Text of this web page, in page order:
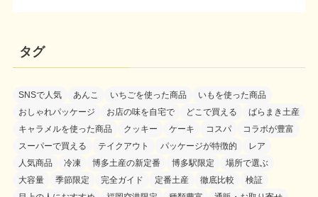
タグ
SNSで人気 あんこ いちごを使った商品
いもを使った商品
おしゃれパッケージ
お店の味を自宅で どこで買える
ばらまき土産
キャラメルを使った商品
クッキー ケーキ コスパ
コラボが豊富
スーパーで買える
テイクアウト パッケージが特徴的
レア
人気商品
冷凍 博多土産の新定番 博多駅限定
場所で選ぶ
大容量
季節限定 完全ガイド 定番土産 徹底比較
検証